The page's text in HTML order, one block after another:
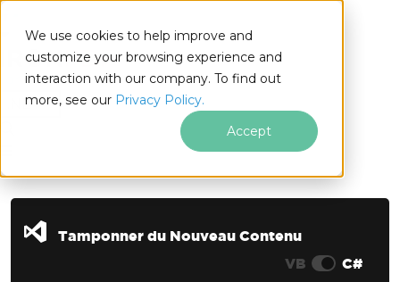
We use cookies to help improve and
customize your browsing experience and
interaction with our company. To find out
more, see our Privacy Policy.
Accept
.NET
Passer au contenu du pied de page
Tamponner du Nouveau Contenu
VB
C#